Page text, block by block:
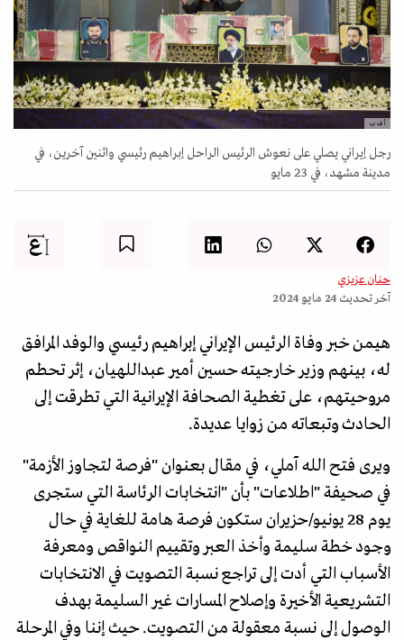
أ ف ب
رجل إيراني يصلي على نعوش الرئيس الراحل إبراهيم رئيسي واثنين آخرين، في
مدينة مشهد، في 23 مايو
حنان عزيزي
آخر تحديث 24 مايو 2024
هيمن خبر وفاة الرئيس الإيراني إبراهيم رئيسي والوفد المرافق
له، بينهم وزير خارجيته حسين أمير عبداللهيان، إثر تحطم
مروحيتهم، على تغطية الصحافة الإيرانية التي تطرقت إلى
الحادث وتبعاته من زوايا عديدة.
ويرى فتح الله آملي، في مقال بعنوان "فرصة لتجاوز الأزمة"
في صحيفة "اطلاعات" بأن "انتخابات الرئاسة التي ستجرى
يوم 28 يونيو/حزيران ستكون فرصة هامة للغاية في حال
وجود خطة سليمة وأخذ العبر وتقييم النواقص ومعرفة
الأسباب التي أدت إلى تراجع نسبة التصويت في الانتخابات
التشريعية الأخيرة وإصلاح المسارات غير السليمة بهدف
الوصول إلى نسبة معقولة من التصويت. حيث إننا وفي المرحلة